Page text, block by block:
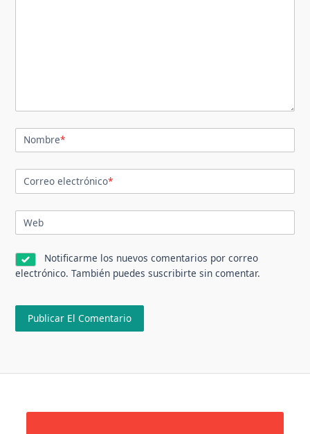
Nombre*
Correo electrónico*
Web
Notificarme los nuevos comentarios por correo
electrónico. También puedessuscribirte sin comentar.